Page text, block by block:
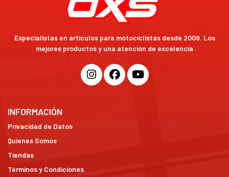
Especialistas en artículos para motociclistas desde 2009. Los
mejores productos y una atención de excelencia
INFORMACIÓN
Privacidad de Datos
Quienes Somos
Tiendas
Términos y Condiciones